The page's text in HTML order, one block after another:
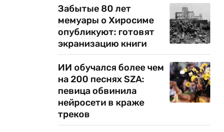
Забытые 80 лет
мемуары о Хиросиме
опубликуют: готовят
экранизацию книги
ИИ обучался более чем
на 200 песнях SZA:
певица обвинила
нейросети в краже
треков